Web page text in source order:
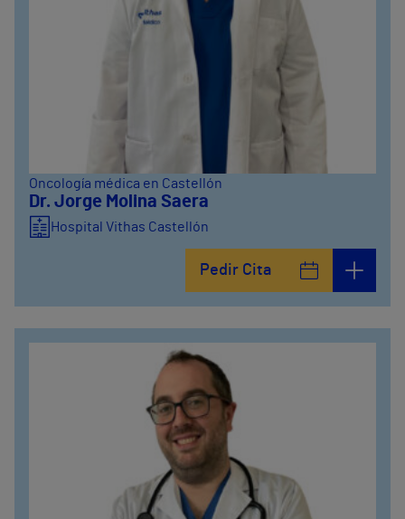
Oncología médica en Castellón
Dr. Jorge Molina Saera
Hospital Vithas Castellón
Pedir Cita